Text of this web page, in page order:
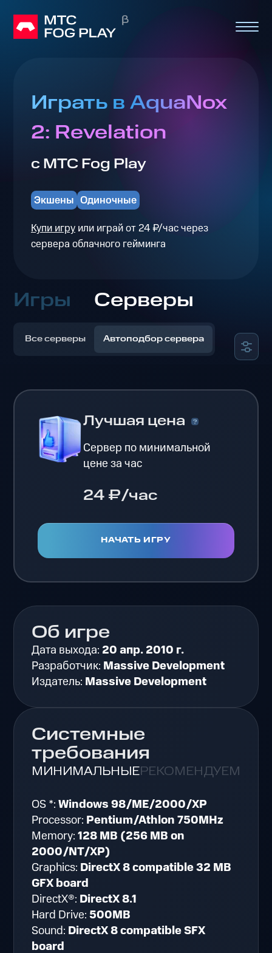
Играть в AquaNox
2: Revelation
с МТС Fog Play
Экшены Одиночные
Купи игруили играй от 24 ₽/час через
сервера облачного гейминга
Игры Серверы
Все серверы Автоподбор сервера
Лучшая цена
Сервер по минимальной
цене за час
24 ₽/час
НАЧАТЬ ИГРУ
Об игре
Дата выхода: 20 апр. 2010 г.
Разработчик: Massive Development
Издатель: Massive Development
Системные
требования
МИНИМАЛЬНЫЕРЕКОМЕНДУЕМЫЕ
OS *:Windows 98/ME/2000/XP
Processor: Pentium/Athlon 750MHz
Memory:128 MB (256 MB on
2000/NT/XP)
Graphics: DirectX 8 compatible 32 MB
GFX board
DirectX®: DirectX 8.1
Hard Drive:500MB
Sound: DirectX 8 compatible SFX
board